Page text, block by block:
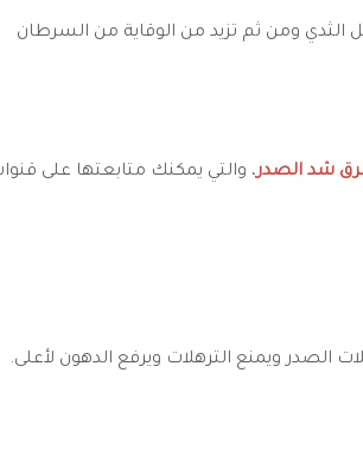
ومن ثم تزيد من الوقاية من السرطان
شد الصدر، والتي يمكنك متابعتها على
ويمنع الترهلات ويرفع الدهون لأعلى.